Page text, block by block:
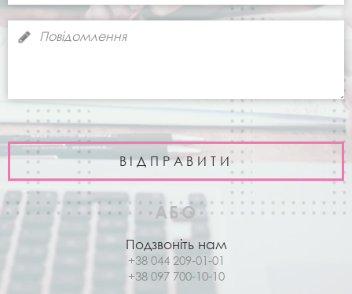
АБО
Подзвоніть нам
+38 044 209-01-01
+38 097 700-10-10